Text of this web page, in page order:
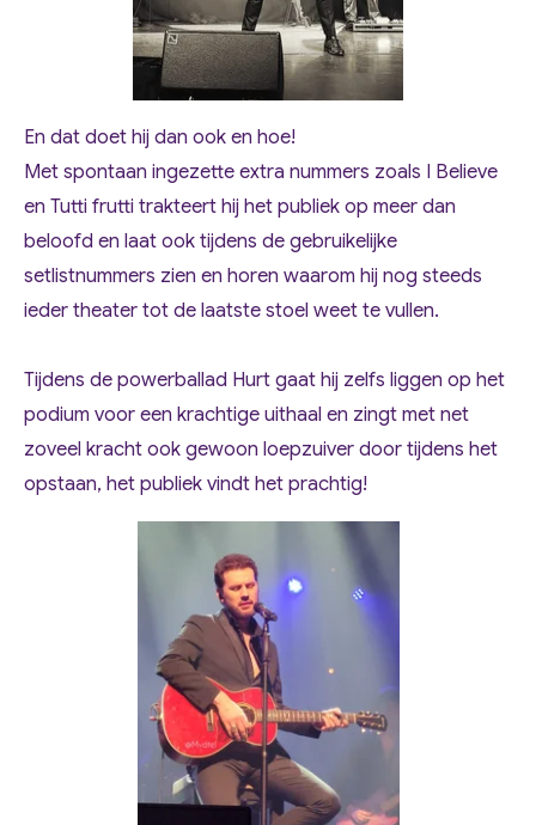
En dat doet hij dan ook en hoe!
Met spontaan ingezette extra nummers zoals I Believe
en Tutti frutti trakteert hij het publiek op meer dan
beloofd en laat ook tijdens de gebruikelijke
setlistnummers zien en horen waarom hij nog steeds
ieder theater tot de laatste stoel weet te vullen.
Tijdens de powerballad Hurt gaat hij zelfs liggen op het
podium voor een krachtige uithaal en zingt met net
zoveel kracht ook gewoon loepzuiver door tijdens het
opstaan, het publiek vindt het prachtig!